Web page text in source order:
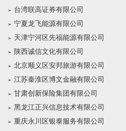
台湾联高证券有限公司
宁夏龙飞能源有限公司
天津宁河区先福能源有限公司
陕西诚信文化有限公司
北京顺义区安邦旅游有限公司
江苏秦淮区博文金融有限公司
甘肃创新保险集团有限公司
黑龙江正兴信息技术有限公司
重庆永川区银泰服务有限公司